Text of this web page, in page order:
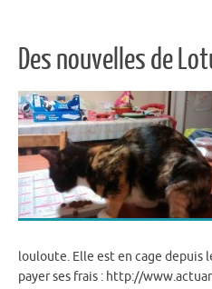
Des nouvelles de
louloute. Elle est en cage depuis
payer ses frais : http://